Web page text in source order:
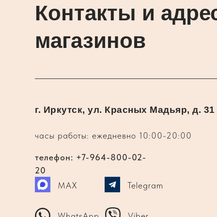
Контакты и
магазинов
часы работы: ежедневно 10:00-20:00
г. Иркутск, ул. Красных Мадьяр, д. 31
Telegram
MAX
телефон: +7-964-800-02-
20